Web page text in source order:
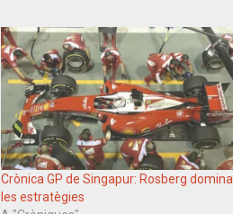
Crònica GP de Singapur: Rosberg domina
les estratègies